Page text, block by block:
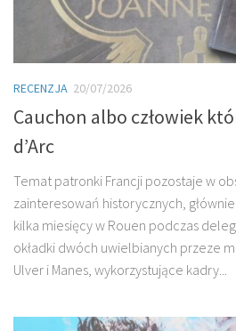
RECENZJA 20/07/2026
Cauchon albo człowiek
d’Arc
Temat patronki Francji pozostaje w
zainteresowań historycznych,
kilka miesięcy w Rouen podczas
okładki dwóch uwielbianych przeze
Ulver i Manes, wykorzystujące kadry...